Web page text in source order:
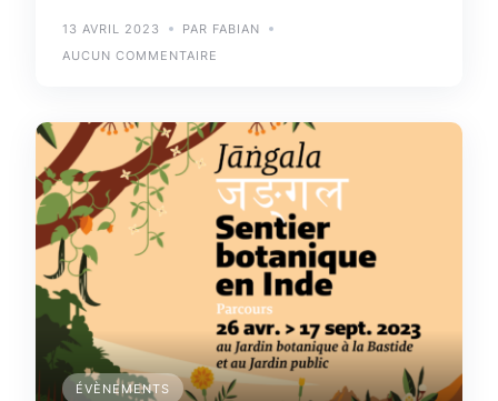
13 AVRIL 2023
PAR FABIAN
AUCUN COMMENTAIRE
ÉVÈNEMENTS